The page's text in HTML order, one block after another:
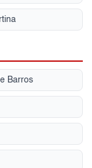
Barros